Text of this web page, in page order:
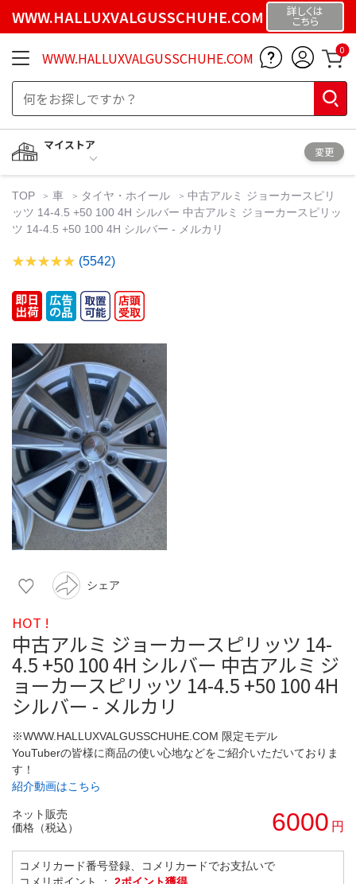
WWW.HALLUXVALGUSSCHUHE.COM 詳しくは
こちら
WWW.HALLUXVALGUSSCHUHE.COM 0
マイストア
変更
TOP 車 タイヤ・ホイール
中古アルミ ジョーカースピリ
ッツ 14-4.5 +50 100 4H シルバー 中古アルミ ジョーカースピリッ
ツ 14-4.5 +50 100 4H シルバー - メルカリ
(5542)
シェア
HOT !
中古アルミ ジョーカースピリッツ 14-
4.5 +50 100 4H シルバー 中古アルミ ジ
ョーカースピリッツ 14-4.5 +50 100 4H
シルバー - メルカリ
※WWW.HALLUXVALGUSSCHUHE.COM 限定モデル
YouTuberの皆様に商品の使い心地などをご紹介いただいておりま
す！
紹介動画はこちら
ネット販売
価格（税込）
6000 円
コメリカード番号登録、コメリカードでお支払いで